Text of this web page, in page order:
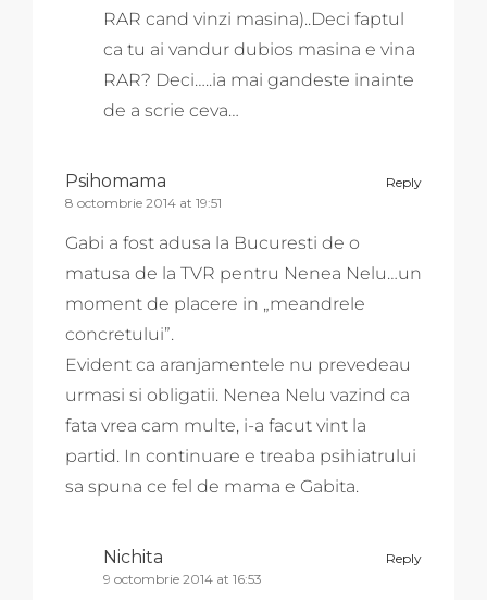
RAR cand vinzi masina)..Deci faptul
ca tu ai vandur dubios masina e vina
RAR? Deci…..ia mai gandeste inainte
de a scrie ceva…
Reply
Psihomama
8 octombrie 2014 at 19:51
Gabi a fost adusa la Bucuresti de o
matusa de la TVR pentru Nenea Nelu…un
moment de placere in „meandrele
concretului”.
Evident ca aranjamentele nu prevedeau
urmasi si obligatii. Nenea Nelu vazind ca
fata vrea cam multe, i-a facut vint la
partid. In continuare e treaba psihiatrului
sa spuna ce fel de mama e Gabita.
Reply
Nichita
9 octombrie 2014 at 16:53